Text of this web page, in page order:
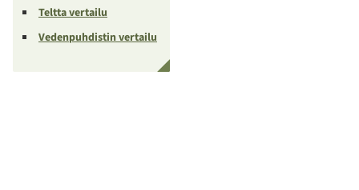
Teltta vertailu
Vedenpuhdistin vertailu